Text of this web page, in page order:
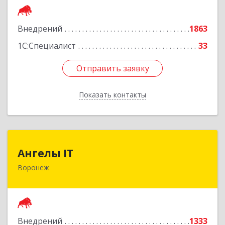
Внедрений
1863
1С:Специалист
33
Отправить заявку
Показать контакты
Отправить заявку
Назад
Ангелы IT
Воронеж
Внедрений
1333
394036, Воронежская обл, Воронеж г, Карла